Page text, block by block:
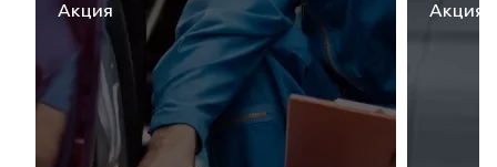
Акция Акция